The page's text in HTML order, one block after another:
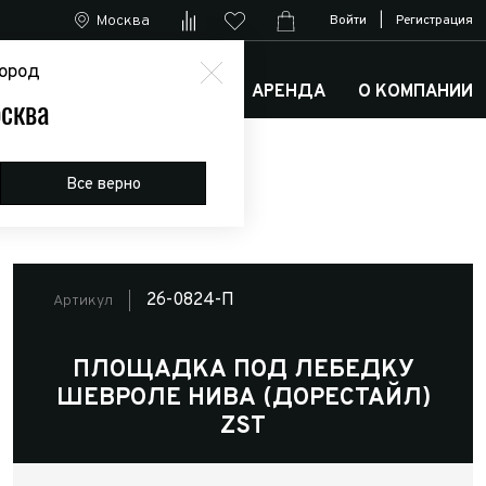
Москва
Все верно
Войти Регистрация
АРЕНДА О КОМПАНИИ
Артикул 26-0824-П
ПЛОЩАДКА ПОД ЛЕБЕДКУ
ШЕВРОЛЕ НИВА (ДОРЕСТАЙЛ)
ZST